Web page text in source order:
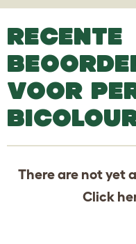
RECENTE
VOOR
There are not yet
Click